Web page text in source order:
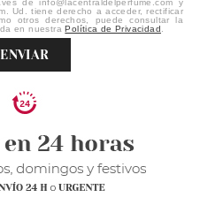
de info@lacentraldelperfume.com y
Ud. tiene derecho a acceder, rectificar
otros derechos, puede consultar la
en nuestraPolítica de Privacidad
ENVIAR